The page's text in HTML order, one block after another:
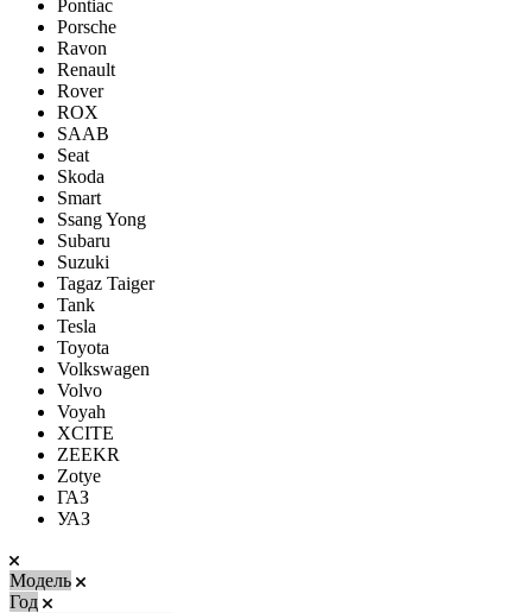
Pontiac
Porsсhe
Ravon
Renault
Rover
ROX
SAAB
Seat
Skoda
Smart
Ssang Yong
Subaru
Suzuki
Tagaz Taiger
Tank
Tesla
Toyota
Volkswagen
Volvo
Voyah
XCITE
ZEEKR
Zotye
ГАЗ
УАЗ
Модель
Год